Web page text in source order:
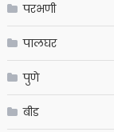
परभणी
पालघर
पुणे
बीड